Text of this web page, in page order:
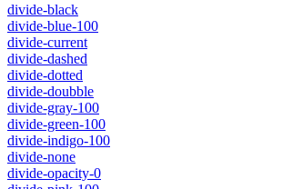
divide-black
divide-blue-100
divide-current
divide-dashed
divide-dotted
divide-doubble
divide-gray-100
divide-green-100
divide-indigo-100
divide-none
divide-opacity-0